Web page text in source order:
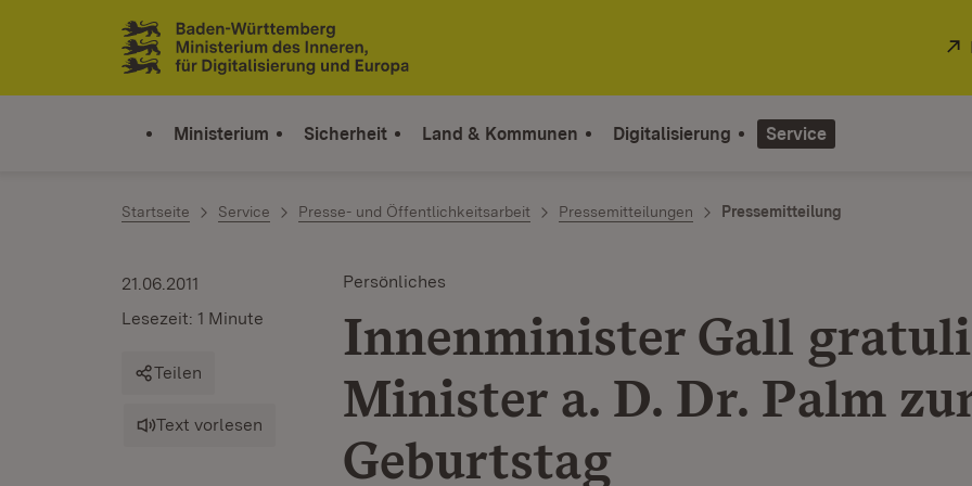
Zum Inhalt springen
Link zur Startseite
Ministerium Sicherheit Land & Kommunen Digitalisierung Service
Startseite Service Presse- und Öffentlichkeitsarbeit Pressemitteilungen Pressemitteilung
Persönliches
Innenminister Gall
Minister a. D. Dr. Palm
Geburtstag
21.06.2011
Lesezeit: 1 Minute
Teilen
Text vorlesen